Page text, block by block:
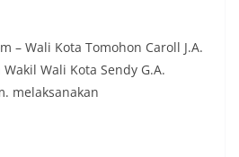
– Wali Kota Tomohon Caroll J.A.
Wali Kota Sendy G.A.
melaksanakan